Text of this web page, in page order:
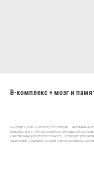
B-комплекс + мозг и
B‑Complex Brain & Memory от Probiolab — витаминный
разработана с учётом потребностей нервной
и умственную работоспособность. Подходит для
нагрузками. Содержит полный спектр витаминов